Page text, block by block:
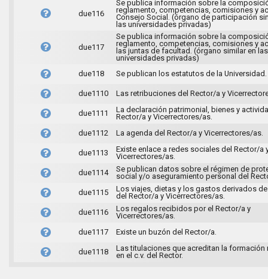
due116
Se publica información sobre la
reglamento, competencias, comisiones y
Consejo Social. (órgano de participación
las universidades privadas)
due117
Se publica información sobre la
reglamento, competencias, comisiones y
las juntas de facultad. (órgano similar en las
universidades privadas)
due118
Se publican los estatutos de la Universidad.
due1110 Las retribuciones del Rector/a y
due1111
La declaración patrimonial, bienes y
Rector/a y Vicerrectores/as.
due1112
La agenda del Rector/a y Vicerrectores/as.
due1113
Existe enlace a redes sociales del Rector/a
Vicerrectores/as.
due1114
Se publican datos sobre el régimen de
social y/o aseguramiento personal del
due1115
Los viajes, dietas y los gastos derivados
del Rector/a y Vicerrectores/as.
due1116
Los regalos recibidos por el Rector/a y
Vicerrectores/as.
due1117
Existe un buzón del Rector/a.
due1118
Las titulaciones que acreditan la formación
en el c.v. del Rector.